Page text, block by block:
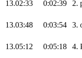
13.02:33 0:02:39 2.
13.03:48 0:03:54 3.
13.05:12 0:05:18 4.